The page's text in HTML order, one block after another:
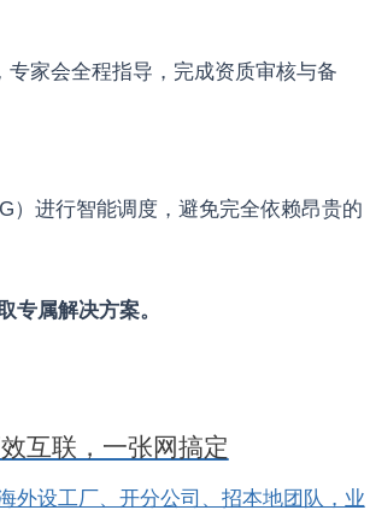
家会全程指导，完成资质审核与备
）进行智能调度，避免完全依赖昂贵的
专属解决方案。
互联，一张网搞定
外设工厂、开分公司、招本地团队，业